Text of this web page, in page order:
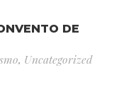
DE
, Uncategorized